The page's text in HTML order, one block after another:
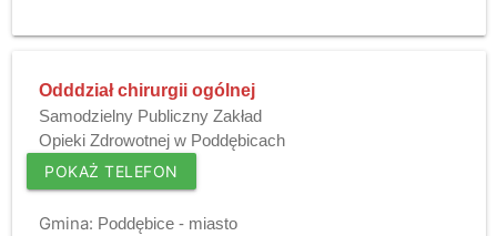
Odddział chirurgii ogólnej
Samodzielny Publiczny Zakład
Opieki Zdrowotnej w Poddębicach
POKAŻ TELEFON
Gmina: Poddębice - miasto